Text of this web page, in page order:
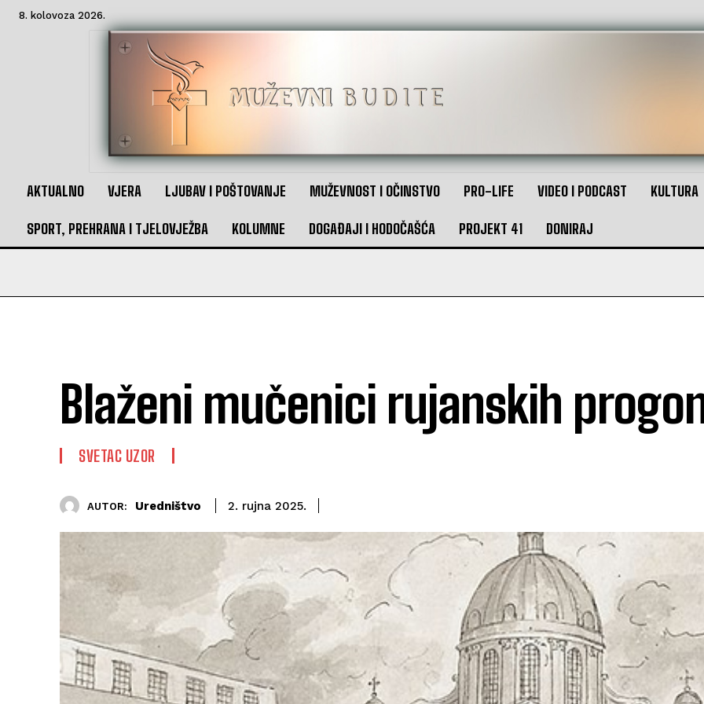
8. kolovoza 2026.
AKTUALNO VJERA LJUBAV I POŠTOVANJE MUŽEVNOST I OČINSTVO PRO-LIFE VIDEO I PODCAST KULTURA
SPORT, PREHRANA I TJELOVJEŽBA KOLUMNE DOGAĐAJI I HODOČAŠĆA PROJEKT 41 DONIRAJ
Blaženi mučenici rujanskih
SVETAC UZOR
AUTOR: Uredništvo 2. rujna 2025.